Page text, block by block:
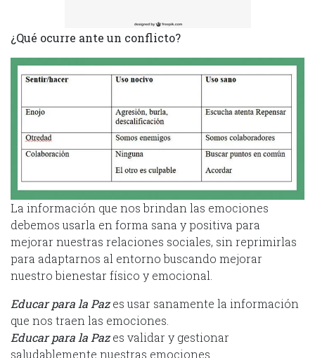
¿Qué ocurre ante un conflicto?
La información que nos brindan las emociones
debemos usarla en forma sana y positiva para
mejorar nuestras relaciones sociales, sin reprimirlas
para adaptarnos al entorno buscando mejorar
nuestro bienestar físico y emocional.
Educar para la Pazes usar sanamente la información
que nos traen las emociones.
Educar para la Pazes validar y gestionar
saludablemente nuestras emociones.